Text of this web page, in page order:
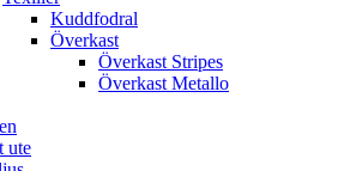
Kuddfodral
Överkast
Överkast Stripes
Överkast Metallo
ute